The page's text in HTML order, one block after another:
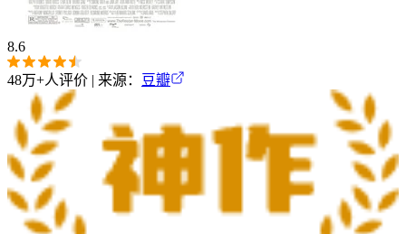
8.6
48万+人评价 | 来源： 豆瓣